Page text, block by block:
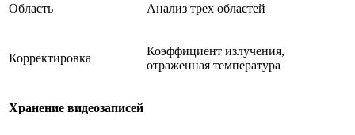
Область Анализ трех областей
Корректировка
Коэффициент излучения,
отраженная температура
Хранение видеозаписей